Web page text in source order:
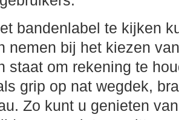
bandenlabel te kijken
nemen bij het kiezen
staat om rekening te
grip op nat wegdek,
Zo kunt u genieten